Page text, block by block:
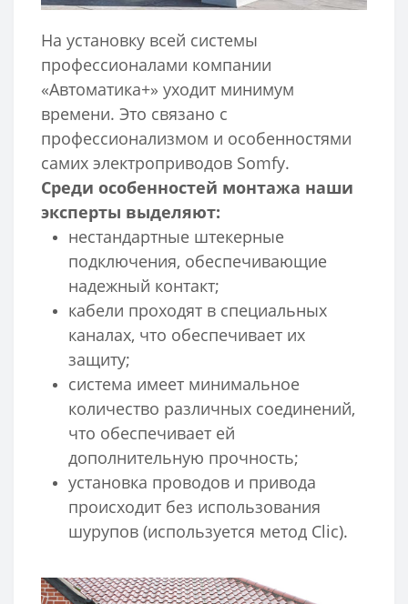
На установку всей системы
профессионалами компании
«Автоматика+» уходит минимум
времени. Это связано с
профессионализмом и особенностями
самих электроприводов Somfy.
Среди особенностей монтажа наши
эксперты выделяют:
нестандартные штекерные
подключения, обеспечивающие
надежный контакт;
кабели проходят в специальных
каналах, что обеспечивает их
защиту;
система имеет минимальное
количество различных соединений,
что обеспечивает ей
дополнительную прочность;
установка проводов и привода
происходит без использования
шурупов (используется метод Clic).